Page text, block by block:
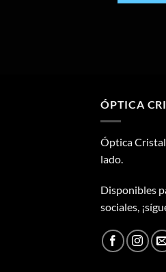
ÓPTICA
Óptica
lado.
Disponibles
sociales,